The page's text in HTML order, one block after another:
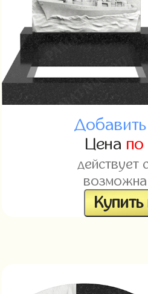
Цена по
действует
возможна